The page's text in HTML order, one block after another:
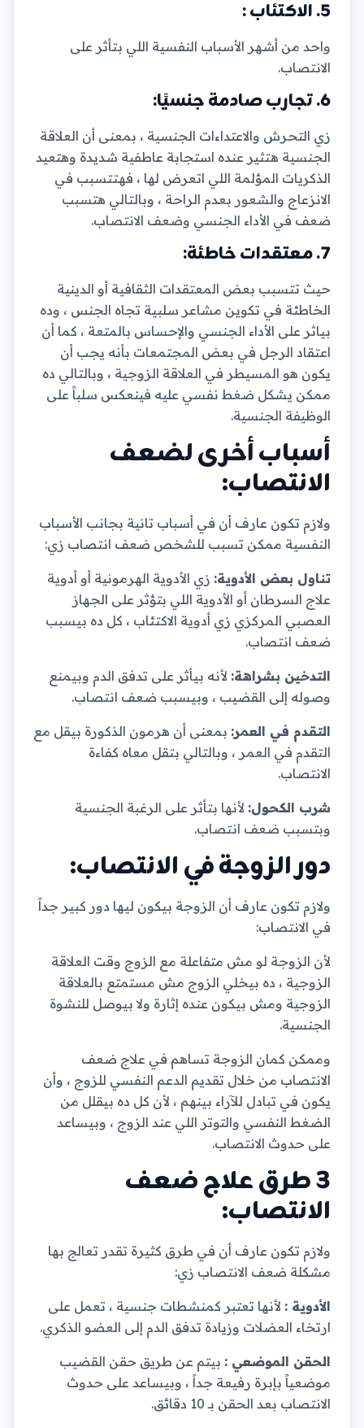
5. الاكتئاب :
واحد من أشهر الأسباب النفسية اللي بتأثر على
الانتصاب.
6. تجارب صادمة جنسيًا:
زي التحرش والاعتداءات الجنسية ، بمعنى أن العلاقة
الجنسية هتثير عنده استجابة عاطفية شديدة وهتعيد
الذكريات المؤلمة اللي اتعرض لها ، فهتتسبب في
الانزعاج والشعور بعدم الراحة ، وبالتالي هتسبب
ضعف في الأداء الجنسي وضعف الانتصاب.
7. معتقدات خاطئة:
حيث تتسبب بعض المعتقدات الثقافية أو الدينية
الخاطئة في تكوين مشاعر سلبية تجاه الجنس ، وده
بياثر على الأداء الجنسي والإحساس بالمتعة ، كما أن
اعتقاد الرجل في بعض المجتمعات بأنه يجب أن
يكون هو المسيطر في العلاقة الزوجية ، وبالتالي ده
ممكن يشكل ضغط نفسي عليه فينعكس سلباً على
الوظيفة الجنسية.
أسباب أخرى لضعف
الانتصاب:
ولازم تكون عارف أن في أسباب تانية بجانب الأسباب
النفسية ممكن تسبب للشخص ضعف انتصاب زي:
تناول بعض الأدوية: زي الأدوية الهرمونية أو أدوية
علاج السرطان أو الأدوية اللي بتؤثر على الجهاز
العصبي المركزي زي أدوية الاكتئاب ، كل ده بيسبب
ضعف انتصاب.
التدخين بشراهة: لأنه بيأثر على تدفق الدم وبيمنع
وصوله إلى القضيب ، وبيسبب ضعف انتصاب.
التقدم في العمر: بمعنى أن هرمون الذكورة بيقل مع
التقدم في العمر ، وبالتالي بتقل معاه كفاءة
الانتصاب.
شرب الكحول: لأنها بتأثر على الرغبة الجنسية
وبتسبب ضعف انتصاب.
دور الزوجة في الانتصاب:
ولازم تكون عارف أن الزوجة بيكون ليها دور كبير جداً
في الانتصاب:
لأن الزوجة لو مش متفاعلة مع الزوج وقت العلاقة
الزوجية ، ده بيخلي الزوج مش مستمتع بالعلاقة
الزوجية ومش بيكون عنده إثارة ولا بيوصل للنشوة
الجنسية.
وممكن كمان الزوجة تساهم في علاج ضعف
الانتصاب من خلال تقديم الدعم النفسي للزوج ، وأن
يكون في تبادل للآراء بينهم ، لأن كل ده بيقلل من
الضغط النفسي والتوتر اللي عند الزوج ، وبيساعد
على حدوث الانتصاب.
3 طرق علاج ضعف
الانتصاب:
ولازم تكون عارف أن في طرق كثيرة تقدر تعالج بها
مشكلة ضعف الانتصاب زي:
الأدوية : لأنها تعتبر كمنشطات جنسية ، تعمل على
ارتخاء العضلات وزيادة تدفق الدم إلى العضو الذكري.
الحقن الموضعي : بيتم عن طريق حقن القضيب
موضعياً بإبرة رفيعة جداً ، وبيساعد على حدوث
الانتصاب بعد الحقن بـ 10 دقائق.